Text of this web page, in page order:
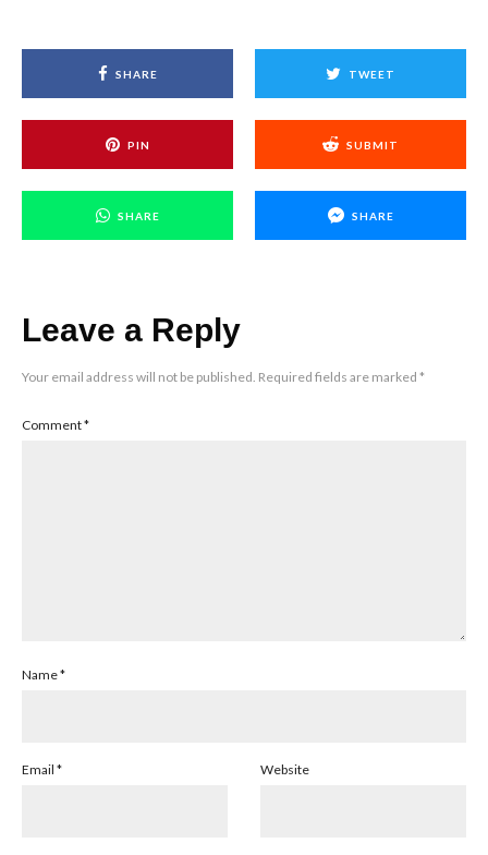
SHARE TWEET
PIN SUBMIT
SHARE SHARE
Leave a Reply
Your email address will not be published. Required fields are marked *
Comment*
Name*
Email * Website